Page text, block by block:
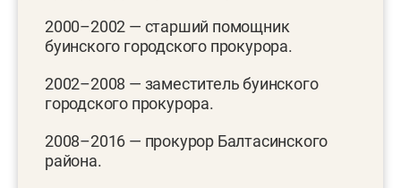
2000–2002 — старший помощник
буинского городского прокурора.
2002–2008 — заместитель буинского
городского прокурора.
2008–2016 — прокурор Балтасинского
района.